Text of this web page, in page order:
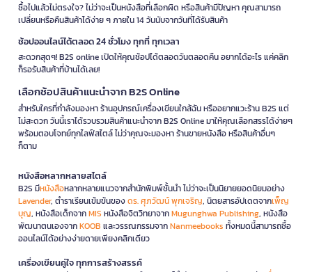
ซื้อไปแล้วไม่ตรงใจ? ไม่ว่าจะเป็นหนังสือที่เลือกผิด หรือสินค้ามีปัญหา คุณสามารถ
เปลี่ยนหรือคืนสินค้าได้ง่าย ๆ ภายใน 14 วันนับจากวันที่ได้รับสินค้า
ช้อปออนไลน์ได้ตลอด 24 ชั่วโมง ทุกที่ ทุกเวลา
สะดวกสุดๆ! B2S online เปิดให้คุณช้อปได้ตลอดวันตลอดคืน อยากได้อะไร แค่คลิก
ก็รอรับสินค้าที่บ้านได้เลย!
เลือกช้อปสินค้าแนะนำจาก B2S Online
สำหรับใครที่กำลังมองหา ร้านอุปกรณ์เครื่องเขียนใกล้ฉัน หรืออยากแวะร้าน B2S แต่
ไม่สะดวก วันนี้เราได้รวบรวมสินค้าแนะนำจาก B2S Online มาให้คุณเลือกสรรได้ง่ายๆ
พร้อมตอบโจทย์ทุกไลฟ์สไตล์ ไม่ว่าคุณจะมองหา ร้านขายหนังสือ หรือสินค้าอื่นๆ
ก็ตาม
หนังสือหลากหลายสไตล์
B2S มีหนังสือหลากหลายแนวจากสำนักพิมพ์ชั้นนำ ไม่ว่าจะเป็นนิยายยอดนิยมอย่าง
Lavender, ตำราเรียนเข้มข้นของดร. ศุภวัฒน์ พุกเจริญ, นิตยสารอัปเดตจากเพ็ญ
บุญ, หนังสือเด็กจากMIS หนังสือจิตวิทยาจากMugunghwa Publishing, หนังสือ
พัฒนาตนเองจากKOOB และวรรณกรรมจากNanmeebooks ทั้งหมดนี้สามารถซื้อ
ออนไลน์ได้อย่างง่ายดายเพียงคลิกเดียว
เครื่องเขียนคู่ใจ ทุกการสร้างสรรค์